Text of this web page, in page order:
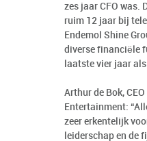
zes jaar CFO was.
ruim 12 jaar bij
Endemol Shine
diverse financiële
laatste vier jaar als
Arthur de Bok,
Entertainment:
zeer erkentelijk
leiderschap en de